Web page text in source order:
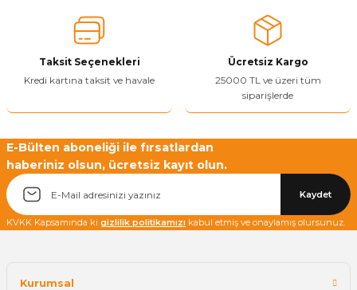
Ürün bilgilerinde hatalar bulunuyor.
Ürün fiyatı diğer sitelerden daha pahalı.
Bu ürüne benzer farklı alternatifler olmalı.
Yetkiliye Gönder
Taksit Seçenekleri
Kredi kartına taksit ve havale
Ücretsiz Kargo
25000 TL ve üzeri tüm
siparişlerde
E-Bülten aboneliği ile fırsatlardan
haberiniz olsun, ücretsiz kayıt olun.
Kaydet
KVKK Kapsamında ki gizlilik politikamızı kabul etmiş ve onaylamış olursunuz.
Kurumsal